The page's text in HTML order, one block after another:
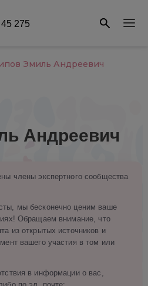
45 275
Эмиль Андреевич
Андреевич
члены экспертного сообщества
мы бесконечно ценим ваше
Обращаем внимание, что
из открытых источников и
вашего участия в том или
в информации о вас,